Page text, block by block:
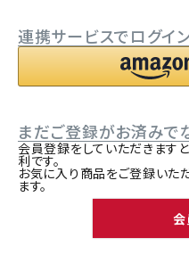
連携サービスでログイ
まだご登録がお済みで
会員登録をしていただきます
利です。
お気に入り商品をご登録いた
ます。